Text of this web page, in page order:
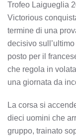
Trofeo Laigueglia
Victorious
termine di una
decisivo
posto per il
che regola in
una giornata da
La corsa si
dieci uomini che
gruppo, trainato